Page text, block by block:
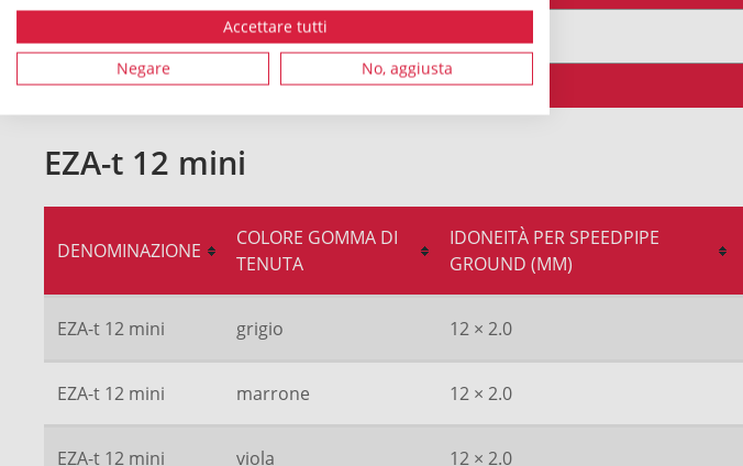
Accettare tutti
Negare No, aggiusta
EZA-t 12 mini
DENOMINAZIONE
COLORE GOMMA DI
TENUTA
IDONEITÀ PER SPEEDPIPE
GROUND (MM)
EZA-t 12 mini grigio 12 × 2.0
EZA-t 12 mini marrone 12 × 2.0
EZA-t 12 mini viola 12 × 2.0